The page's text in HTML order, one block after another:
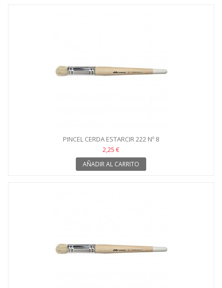
PINCEL CERDA ESTARCIR 222 Nº 8
2,25 €
AÑADIR AL CARRITO